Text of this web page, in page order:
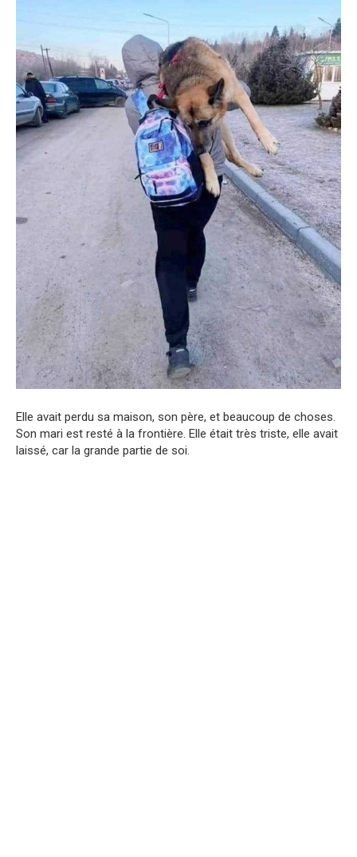
Elle avait perdu sa maison, son père, et beaucoup de choses.
Son mari est resté à la frontière. Elle était très triste, elle avait
laissé, car la grande partie de soi.